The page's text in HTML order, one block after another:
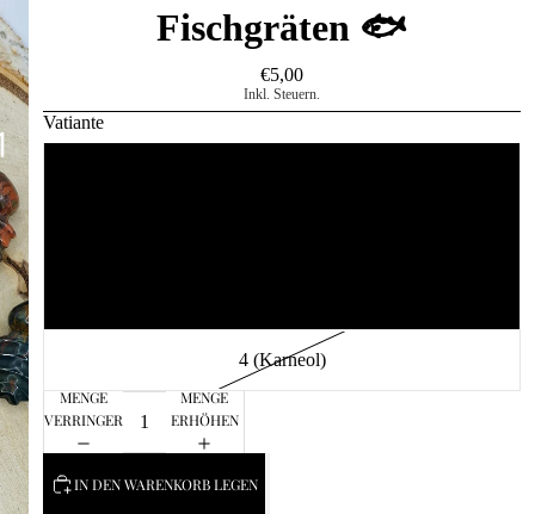
Fischgräten 🐟
€5,00
Inkl. Steuern.
Vatiante
4 (Karneol)
MENGE
VERRINGERN
MENGE
ERHÖHEN
IN DEN WARENKORB LEGEN